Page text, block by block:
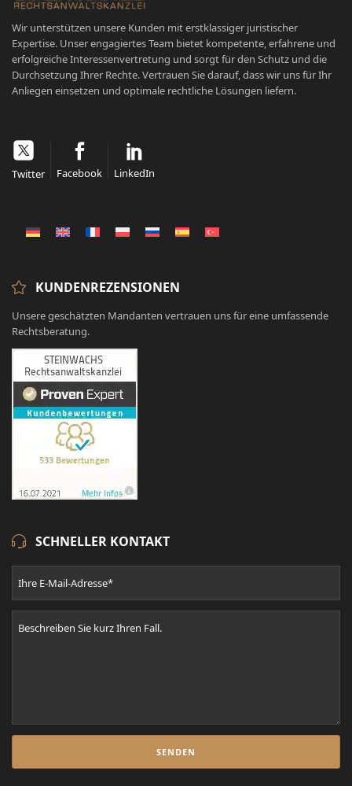
Wir unterstützen unsere Kunden mit erstklassiger juristischer
Expertise. Unser engagiertes Team bietet kompetente, erfahrene und
erfolgreiche Interessenvertretung und sorgt für den Schutz und die
Durchsetzung Ihrer Rechte. Vertrauen Sie darauf, dass wir uns für Ihr
Anliegen einsetzen und optimale rechtliche Lösungen liefern.
Twitter Facebook LinkedIn
KUNDENREZENSIONEN
Unsere geschätzten Mandanten vertrauen uns für eine umfassende
Rechtsberatung.
SCHNELLER KONTAKT